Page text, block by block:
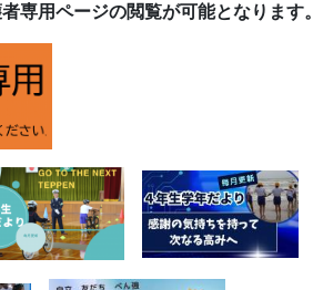
専用ページの閲覧が可能となります。